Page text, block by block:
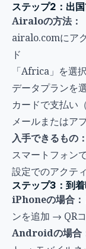
ステップ2：出
Airaloの方法：
airalo.comにア
ド
「Africa」を選
データプランを
カードで支払い
メールまたはア
入手できるもの：
スマートフォン
設定でのアクテ
ステップ3：到
iPhoneの場合：
ンを追加 → QR
Androidの場合